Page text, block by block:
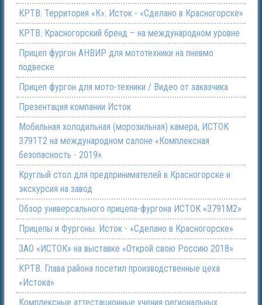
КРТВ. Территория «К»: Исток - «Сделано в Красногорске»
КРТВ. Красногорский бренд – на международном уровне
Прицеп фургон АНВИР для мототехники на пневмо
подвеске
Прицеп фургон для мото-техники / Видео от заказчика
Презентация компании Исток
Мобильная холодильная (морозильная) камера, ИСТОК
3791Т2 на международном салоне «Комплексная
безопасность - 2019»
Круглый стол для предпринимателей в Красногорске и
экскурсия на завод
Обзор универсального прицепа-фургона ИСТОК «3791М2»
Прицепы и Фургоны. Исток - «Сделано в Красногорске»
ЗАО «ИСТОК» на выставке «Открой свою Россию 2018»
КРТВ. Глава района посетил производственные цеха
«Истока»
Комплексные аттестационные учения региональных